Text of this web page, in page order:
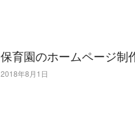
保育園のホームページ制
2018年8月1日